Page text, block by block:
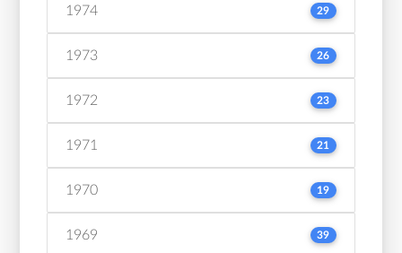
1974 29
1973 26
1972 23
1971 21
1970 19
1969 39